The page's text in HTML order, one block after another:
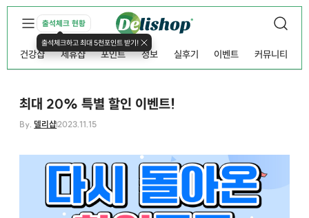
출석체크 현황
출석체크하고 최대 5천포인트 받기!
건강샵 제휴샵 포인트 정보 실후기 이벤트 커뮤니티
최대 20% 특별 할인 이벤트!
By. 델리샵2023.11.15